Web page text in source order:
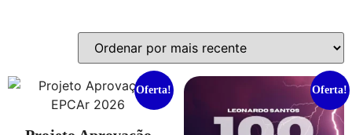
Oferta! Oferta!